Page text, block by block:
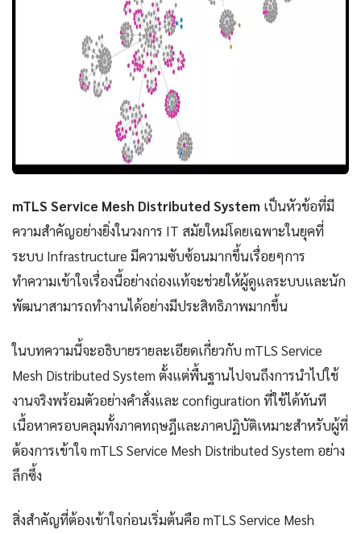
mTLS Service Mesh Distributed System เป็นหัวข้อที่มี
ความสำคัญอย่างยิ่งในวงการ IT สมัยใหม่โดยเฉพาะในยุคที่
ระบบ Infrastructure มีความซับซ้อนมากขึ้นเรื่อยๆการ
ทำความเข้าใจเรื่องนี้อย่างถ่องแท้จะช่วยให้ผู้ดูแลระบบและนัก
พัฒนาสามารถทำงานได้อย่างมีประสิทธิภาพมากขึ้น
ในบทความนี้จะอธิบายรายละเอียดเกี่ยวกับ mTLS Service
Mesh Distributed System ตั้งแต่พื้นฐานไปจนถึงการนำไปใช้
งานจริงพร้อมตัวอย่างคำสั่งและ configuration ที่ใช้ได้ทันที
เนื้อหาครอบคลุมทั้งภาคทฤษฎีและภาคปฏิบัติเหมาะสำหรับผู้ที่
ต้องการเข้าใจ mTLS Service Mesh Distributed System อย่าง
ลึกซึ้ง
สิ่งสำคัญที่ต้องเข้าใจก่อนเริ่มต้นคือ mTLS Service Mesh